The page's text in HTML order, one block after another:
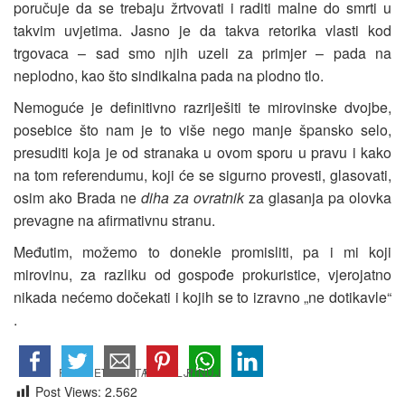
poručuje da se trebaju žrtvovati i raditi malne do smrti u
takvim uvjetima. Jasno je da takva retorika vlasti kod
trgovaca – sad smo njih uzeli za primjer – pada na
neplodno, kao što sindikalna pada na plodno tlo.
Nemoguće je definitivno razriješiti te mirovinske dvojbe,
posebice što nam je to više nego manje špansko selo,
presuditi koja je od stranaka u ovom sporu u pravu i kako
na tom referendumu, koji će se sigurno provesti, glasovati,
osim ako Brada ne diha za ovratnikza glasanja pa olovka
prevagne na afirmativnu stranu.
Međutim, možemo to donekle promisliti, pa i mi koji
mirovinu, za razliku od gospođe prokuristice, vjerojatno
nikada nećemo dočekati i kojih se to izravno „ne dotikavle“
.
Post Views: 2.562